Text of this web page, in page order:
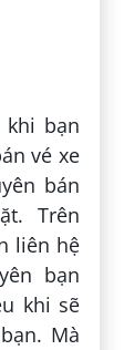
bạn
vé xe
bán
Trên
liên hệ
bạn
khi sẽ
Mà